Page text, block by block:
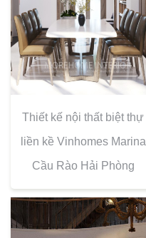
Thiết kế nội thất biệt thự
liền kề Vinhomes Marina
Cầu Rào Hải Phòng